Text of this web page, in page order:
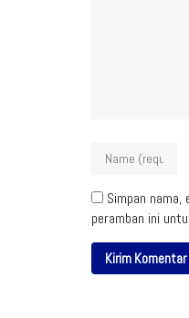
Simpan
peramban ini